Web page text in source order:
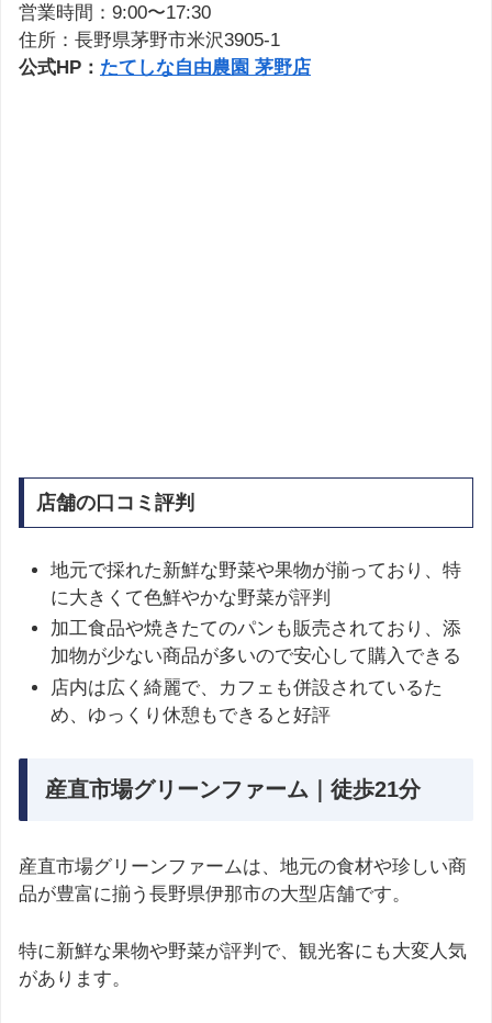
営業時間：9:00〜17:30
住所：長野県茅野市米沢3905-1
公式HP： たてしな自由農園 茅野店
店舗の口コミ評判
地元で採れた新鮮な野菜や果物が揃っており、特
に大きくて色鮮やかな野菜が評判​
加工食品や焼きたてのパンも販売されており、添
加物が少ない商品が多いので安心して購入できる​
店内は広く綺麗で、カフェも併設されているた
め、ゆっくり休憩もできると好評​
産直市場グリーンファーム｜徒歩21分
産直市場グリーンファームは、地元の食材や珍しい商
品が豊富に揃う長野県伊那市の大型店舗です。
特に新鮮な果物や野菜が評判で、観光客にも大変人気
があります。